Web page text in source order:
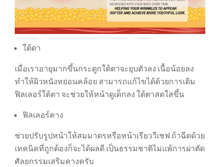
ใต้ตา
เมื่อเราอายุมากขึ้นกระดูกใต้ตาจะยุบตัวลง เนื้อน้อยลง
ทำให้ผิวหนังหย่อนคล้อย สามารถแก้ไขได้ด้วยการเติม
ฟิลเลอร์ใต้ตา จะช่วยให้หน้าดูเด็กลง ใต้ตาสดใสขึ้น
ฟิลเลอร์คาง
ช่วยปรับรูปหน้าให้สมมาตรหรือหน้าเรียววีเชฟ ถ้าฉีดด้วย
เทคนิคที่ถูกต้องก็จะได้ผลดี เป็นธรรมชาติไม่แพ้การผ่าตัด
ศัลยกรรมเสริมคางครับ